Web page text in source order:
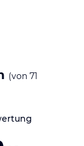
Bad mit einem
Apartments
(von 71